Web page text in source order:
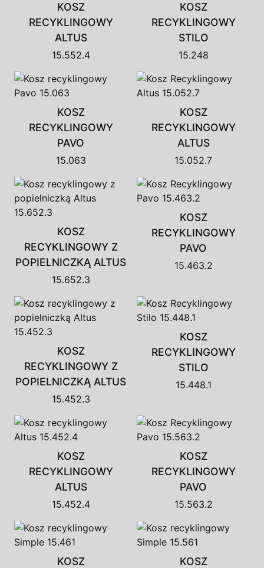
KOSZ
RECYKLINGOWY
ALTUS
15.552.4
KOSZ
RECYKLINGOWY
STILO
15.248
KOSZ
RECYKLINGOWY
PAVO
15.063
KOSZ
RECYKLINGOWY
ALTUS
15.052.7
KOSZ
RECYKLINGOWY Z
POPIELNICZKĄ ALTUS
15.652.3
KOSZ
RECYKLINGOWY
PAVO
15.463.2
KOSZ
RECYKLINGOWY Z
POPIELNICZKĄ ALTUS
15.452.3
KOSZ
RECYKLINGOWY
STILO
15.448.1
KOSZ
RECYKLINGOWY
ALTUS
15.452.4
KOSZ
RECYKLINGOWY
PAVO
15.563.2
KOSZ
KOSZ